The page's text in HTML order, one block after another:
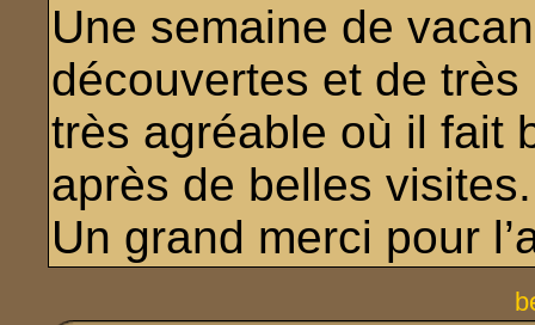
Une semaine de
découvertes et de
très agréable où il fait
après de belles visites.
Un grand merci pour